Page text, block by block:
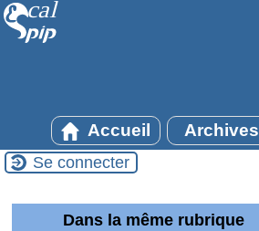
Accueil Archives
Se connecter
Dans la même rubrique